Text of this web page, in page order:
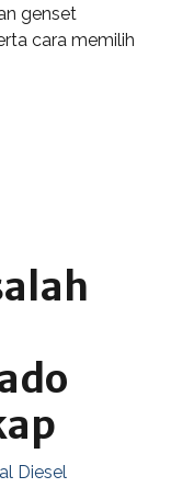
genset
cara memilih
Diesel